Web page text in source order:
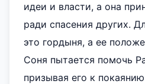
идеи и власти, а она
ради спасения других.
это гордыня, а ее
Соня пытается помочь
призывая его к